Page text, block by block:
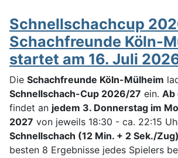
Schnellschachcup
Schachfreunde Köln-
startet am 16. Juli
Die Schachfreunde Köln-Mülheim
Schnellschach-Cup 2026/27 ein. Ab
findet an jedem 3. Donnerstag im
2027 von jeweils 18:30 - ca. 22:15
Schnellschach (12 Min. + 2 Sek./Zug)
besten 8 Ergebnisse jedes Spielers